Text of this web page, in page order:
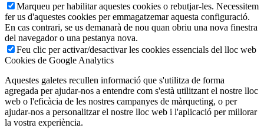
Marqueu per habilitar aquestes cookies o rebutjar-les. Necessitem
fer us d'aquestes cookies per emmagatzemar aquesta configuració.
En cas contrari, se us demanarà de nou quan obriu una nova finestra
del navegador o una pestanya nova.
Feu clic per activar/desactivar les cookies essencials del lloc web
Cookies de Google Analytics
Aquestes galetes recullen informació que s'utilitza de forma
agregada per ajudar-nos a entendre com s'està utilitzant el nostre lloc
web o l'eficàcia de les nostres campanyes de màrqueting, o per
ajudar-nos a personalitzar el nostre lloc web i l'aplicació per millorar
la vostra experiència.